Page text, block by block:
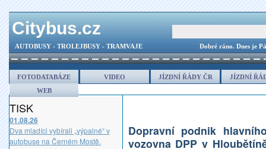
Citybus.cz
AUTOBUSY - TROLEJBUSY - TRAMVAJE Dobré ráno. Dnes je
FOTODATABÁZE VIDEO JÍZDNÍ ŘÁDY ČR
JÍZDNÍ
WEB
TISK
01.08.26
Dva mladíci vybírali „výpalné“ v
autobuse na Černém Mostě.
Dopravní podnik
vozovna DPP v